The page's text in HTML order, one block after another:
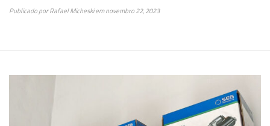
Publicado porRafael Micheskiemnovembro 22, 2023